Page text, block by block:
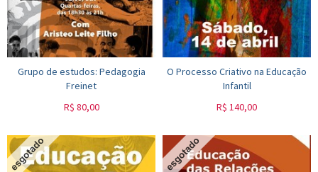
Grupo de estudos: Pedagogia
Freinet
R$ 80,00
O Processo Criativo na Educação
Infantil
R$ 140,00